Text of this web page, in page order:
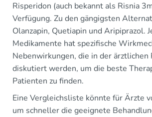
Risperidon (auch bekannt als Risnia
Verfügung. Zu den gängigsten
Olanzapin, Quetiapin und Aripiprazol.
Medikamente hat spezifische
Nebenwirkungen, die in der ärztlichen
diskutiert werden, um die beste
Patienten zu finden.
Eine Vergleichsliste könnte für Ärzte
um schneller die geeignete